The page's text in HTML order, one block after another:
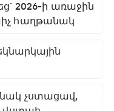
2026-ի առաջին
հաղթանակ
չստացավ,